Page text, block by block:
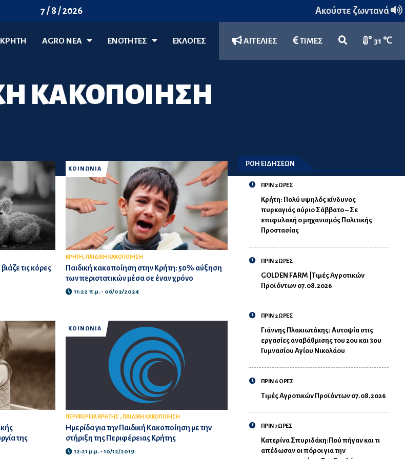
7 / 8 / 2026 Ακούστε ζωντανά
ΚΡΗΤΗ AGRO ΝΈΑ ΕΝΟΤΗΤΕΣ ΕΚΛΟΓΕΣ ΑΓΓΕΛΙΕΣ ΤΙΜΕΣ 31 ℃
ΚΑΚΟΠΟΙΗΣΗ
τις κόρες
ΚΟΙΝΩΝΙΑ
ΚΡΗΤΗ, ΠΑΙΔΙΚΗ ΚΑΚΟΠΟΙΗΣΗ
Παιδική κακοποίηση στην Κρήτη: 50% αύξηση
των περιστατικών μέσα σε έναν χρόνο
11:22 π.μ. - 06/03/2024
της
ΚΟΙΝΩΝΙΑ
ΠΕΡΙΦΕΡΕΙΑ ΚΡΗΤΗΣ , ΠΑΙΔΙΚΗ ΚΑΚΟΠΟΙΗΣΗ
Ημερίδα για την Παιδική Κακοποίηση με την
στήριξη της Περιφέρειας Κρήτης
12:21 μ.μ. - 10/12/2019
ΡΟΗ ΕΙΔΗΣΕΩΝ
ΠΡΙΝ 2 ΩΡΕΣ
Κρήτη: Πολύ υψηλός κίνδυνος
πυρκαγιάς αύριο Σάββατο – Σε
επιφυλακή ο μηχανισμός Πολιτικής
Προστασίας
ΠΡΙΝ 2 ΩΡΕΣ
GOLDEN FARM |Τιμές Αγροτικών
Προϊόντων 07.08.2026
ΠΡΙΝ 2 ΩΡΕΣ
Γιάννης Πλακιωτάκης: Αυτοψία στις
εργασίες αναβάθμισης του 2ου και 3ου
Γυμνασίου Αγίου Νικολάου
ΠΡΙΝ 6 ΩΡΕΣ
Τιμές Αγροτικών Προϊόντων 07.08.2026
ΠΡΙΝ 7 ΩΡΕΣ
Κατερίνα Σπυριδάκη:Πού πήγαν και τι
απέδωσαν οι πόροι για την